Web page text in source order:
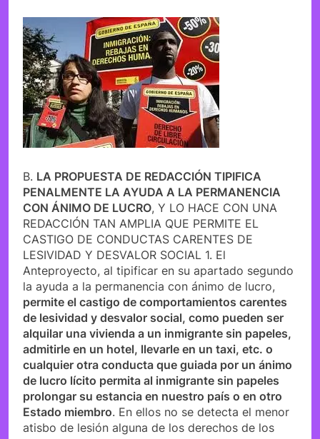
B. LA PROPUESTA DE REDACCIÓN TIPIFICA
PENALMENTE LA AYUDA A LA PERMANENCIA
CON ÁNIMO DE LUCRO, Y LO HACE CON UNA
REDACCIÓN TAN AMPLIA QUE PERMITE EL
CASTIGO DE CONDUCTAS CARENTES DE
LESIVIDAD Y DESVALOR SOCIAL 1. El
Anteproyecto, al tipificar en su apartado segundo
la ayuda a la permanencia con ánimo de lucro,
permite el castigo de comportamientos carentes
de lesividad y desvalor social, como pueden ser
alquilar una vivienda a un inmigrante sin papeles,
admitirle en un hotel, llevarle en un taxi, etc. o
cualquier otra conducta que guiada por un ánimo
de lucro lícito permita al inmigrante sin papeles
prolongar su estancia en nuestro país o en otro
Estado miembro. En ellos no se detecta el menor
atisbo de lesión alguna de los derechos de los